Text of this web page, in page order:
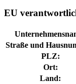
EU
Straße und
PLZ:
Ort:
Land: